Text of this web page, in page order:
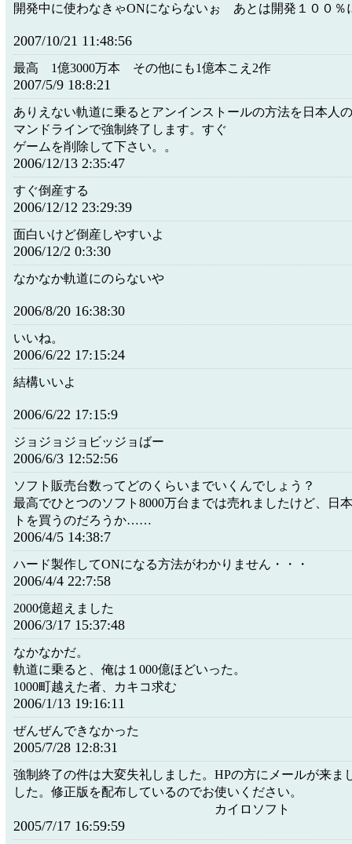
開発中に使わなきゃONにならないぉ あとは開発１００％
2007/10/21 11:48:56
最高 1億3000万本 その他にも1億本こえ2作
2007/5/9 18:8:21
ありえない軌道に乗るとアンインストールの方法を日本人
マンドラインで強制終了します。すぐ
ゲームを削除して下さい。。
2006/12/13 2:35:47
すぐ倒産する
2006/12/12 23:29:39
面白いけど倒産しやすいよ
2006/12/2 0:3:30
なかなか軌道にのらないや
2006/8/20 16:38:30
いいね。
2006/6/22 17:15:24
結構いいよ
2006/6/22 17:15:9
ジョジョジョビッジョばー
2006/6/3 12:52:56
ソフト販売台数ってどのくらいまでいくんでしょう？
最高でひとつのソフト8000万台までは売れましたけど、日
トを買うのだろうか……
2006/4/5 14:38:7
ハード製作してONになる方法がわかりません・・・
2006/4/4 22:7:58
2000億超えました
2006/3/17 15:37:48
なかなかだ。
軌道に乗ると、俺は１000億ほどいった。
1000町越えた者、カキコ求む
2006/1/13 19:16:11
ぜんぜんできなかった
2005/7/28 12:8:31
強制終了の件は大変失礼しました。HPの方にメールが来ま
した。修正版を配布しているのでお使いください。
カイロソフト
2005/7/17 16:59:59